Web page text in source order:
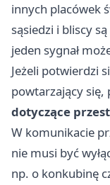
innych placówek
sąsiedzi i bliscy
jeden sygnał
Jeżeli potwierdzi
powtarzający się,
dotyczące
W komunikacie
nie musi być
np. o konkubinę